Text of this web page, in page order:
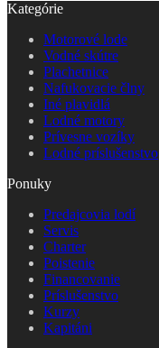
Kategórie
Motorové lode
Vodné skútre
Plachetnice
Nafukovacie člny
Iné plavidlá
Lodné motory
Prívesne vozíky
Lodné príslušenstvo
Ponuky
Predajcovia lodí
Servis
Charter
Poistenie
Financovanie
Príslušenstvo
Kurzy
Kapitáni